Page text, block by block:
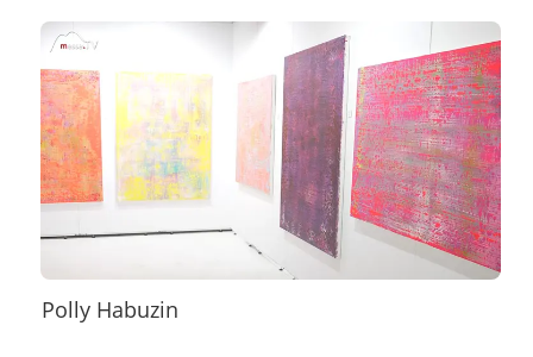
Polly Habuzin